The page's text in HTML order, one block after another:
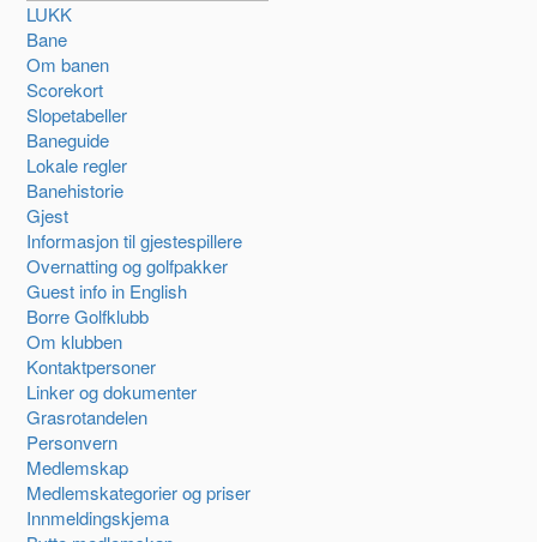
LUKK
Bane
Om banen
Scorekort
Slopetabeller
Baneguide
Lokale regler
Banehistorie
Gjest
Informasjon til gjestespillere
Overnatting og golfpakker
Guest info in English
Borre Golfklubb
Om klubben
Kontaktpersoner
Linker og dokumenter
Grasrotandelen
Personvern
Medlemskap
Medlemskategorier og priser
Innmeldingskjema